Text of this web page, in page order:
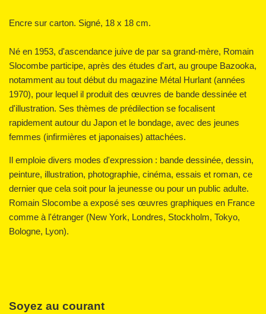
Encre sur carton. Signé, 18 x 18 cm.
Né en 1953, d'ascendance juive de par sa grand-mère, Romain
Slocombe participe, après des études d'art, au groupe Bazooka,
notamment au tout début du magazine Métal Hurlant (années
1970), pour lequel il produit des œuvres de bande dessinée et
d'illustration. Ses thèmes de prédilection se focalisent
rapidement autour du Japon et le bondage, avec des jeunes
femmes (infirmières et japonaises) attachées.
Il emploie divers modes d'expression : bande dessinée, dessin,
peinture, illustration, photographie, cinéma, essais et roman, ce
dernier que cela soit pour la jeunesse ou pour un public adulte.
Romain Slocombe a exposé ses œuvres graphiques en France
comme à l'étranger (New York, Londres, Stockholm, Tokyo,
Bologne, Lyon).
Soyez au courant